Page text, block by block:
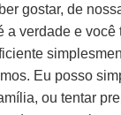
gostar, de
a verdade e você
Eu posso
ou tentar